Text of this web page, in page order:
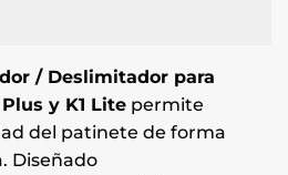
/ Deslimitador para
Plus y K1 Litepermite
del patinete de forma
Diseñado